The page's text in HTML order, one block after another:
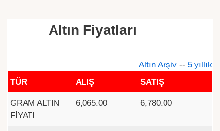
Altın Fiyatları
Altın Arşiv -- 5 yıllık
TÜR
ALIŞ SATIŞ
GRAM ALTIN
FİYATI
6,065.00 6,780.00